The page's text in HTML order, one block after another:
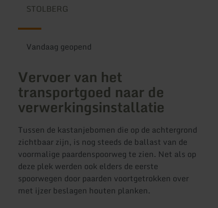
STOLBERG
Vandaag geopend
Vervoer van het
transportgoed naar de
verwerkingsinstallatie
Tussen de kastanjebomen die op de achtergrond
zichtbaar zijn, is nog steeds de ballast van de
voormalige paardenspoorweg te zien. Net als op
deze plek werden ook elders de eerste
spoorwegen door paarden voortgetrokken over
met ijzer beslagen houten planken.